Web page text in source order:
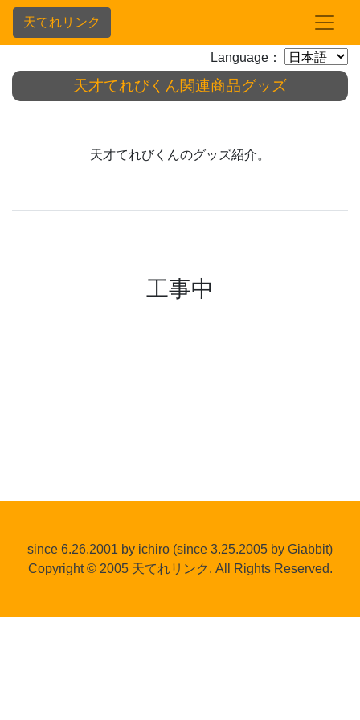
天てれリンク
Language：
天才てれびくん関連商品グッズ
天才てれびくんのグッズ紹介。
工事中
since 6.26.2001 by ichiro (since 3.25.2005 by Giabbit)
Copyright © 2005 天てれリンク. All Rights Reserved.